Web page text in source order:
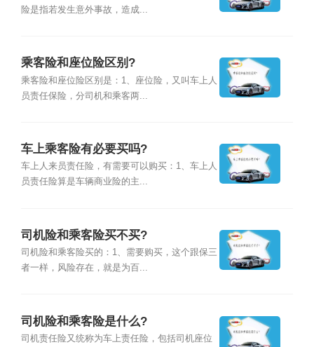
险是指若发生意外事故，造成...
乘客险和座位险区别?
乘客险和座位险区别是：1、座位险，又叫车上人
员责任保险，分司机和乘客两...
车上乘客险有必要买吗?
车上人来员责任险，有需要可以购买：1、车上人
员责任险算是车辆商业险的主...
司机险和乘客险买不买?
司机险和乘客险买的：1、需要购买，这个跟保三
者一样，风险存在，就是为百...
司机险和乘客险是什么?
司机责任险又统称为车上责任险，包括司机座位